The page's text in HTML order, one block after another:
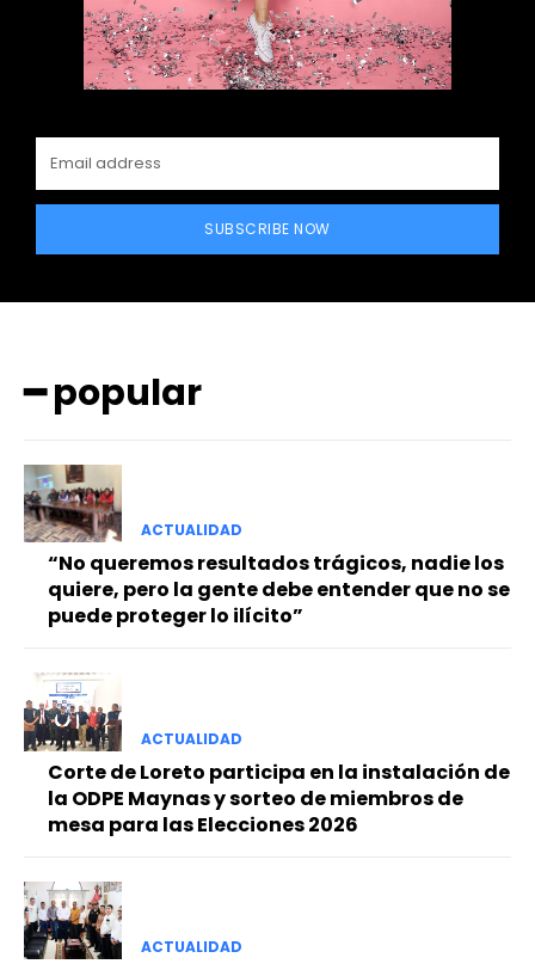
━ Planes
SUBSCRIBE NOW
━ popular
ACTUALIDAD
“No queremos resultados trágicos, nadie los
quiere, pero la gente debe entender que no se
puede proteger lo ilícito”
ACTUALIDAD
Corte de Loreto participa en la instalación de
la ODPE Maynas y sorteo de miembros de
mesa para las Elecciones 2026
ACTUALIDAD